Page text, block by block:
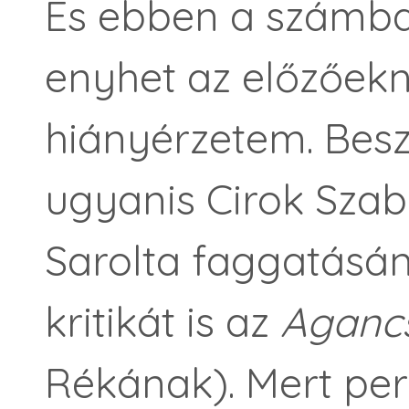
És ebben a
enyhet az
hiányérzetem.
ugyanis Cirok
Sarolta
kritikát is az
Rékának). Mert